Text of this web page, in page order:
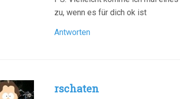
zu, wenn es für dich ok ist
Antworten
rschaten